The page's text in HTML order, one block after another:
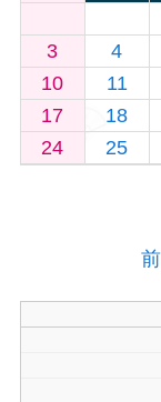
3
4
10
11
17
18
24
25